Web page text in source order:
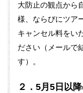
大防止の観点から
様、ならびにツア
キャンセル料をい
ださい（メールで
す）。
２．5月5日以